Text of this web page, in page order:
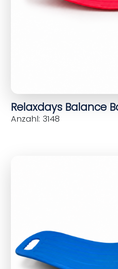
Relaxdays Balance
Anzahl: 3148